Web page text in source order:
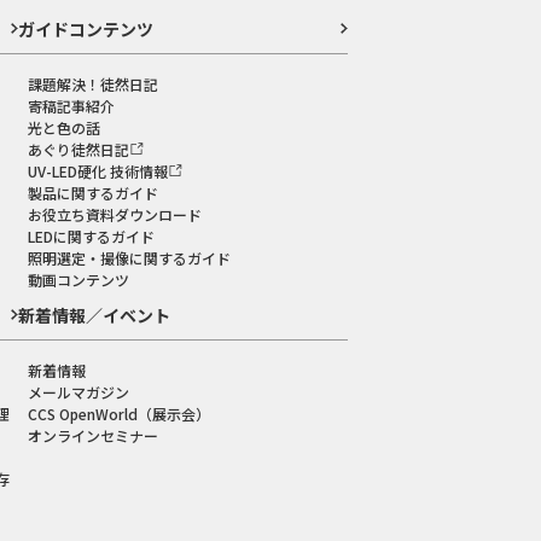
ガイドコンテンツ
課題解決！徒然日記
寄稿記事紹介
光と色の話
あぐり徒然日記
UV-LED硬化 技術情報
製品に関するガイド
お役立ち資料ダウンロード
LEDに関するガイド
照明選定・撮像に関するガイド
動画コンテンツ
新着情報／イベント
新着情報
メールマガジン
CCS OpenWorld（展示会）
オンラインセミナー